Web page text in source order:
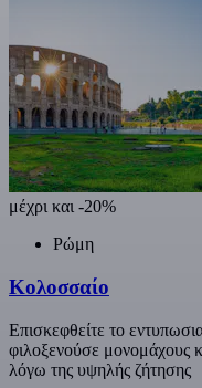
μέχρι και -20%
Ρώμη
Κολοσσαίο
Επισκεφθείτε το
φιλοξενούσε μονομάχους
λόγω της υψηλής ζήτησης